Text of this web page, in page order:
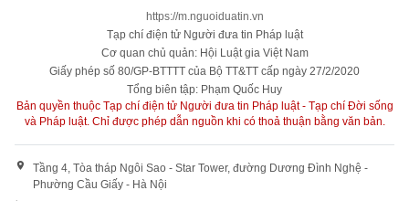
https://m.nguoiduatin.vn
Tạp chí điện tử Người đưa tin Pháp luật
Cơ quan chủ quản: Hội Luật gia Việt Nam
Giấy phép số 80/GP-BTTTT của Bộ TT&TT cấp ngày 27/2/2020
Tổng biên tập: Phạm Quốc Huy
Bản quyền thuộc Tạp chí điện tử Người đưa tin Pháp luật - Tạp chí Đời sống
và Pháp luật. Chỉ được phép dẫn nguồn khi có thoả thuận bằng văn bản.
Tầng 4, Tòa tháp Ngôi Sao - Star Tower, đường Dương Đình Nghệ -
Phường Cầu Giấy - Hà Nội